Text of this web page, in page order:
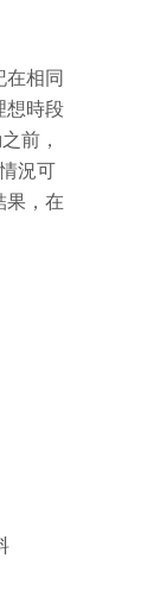
在相同
想時段
前，
況可
果，在